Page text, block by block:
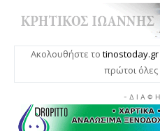
Ακολουθήστε το tinostoday.gr
πρώτοι όλες
- Δ Ι Α Φ